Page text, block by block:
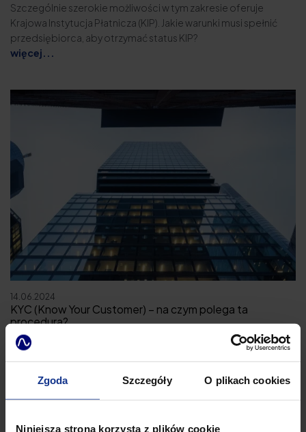
Zgoda Szczegóły O plikach cookies
Niniejsza strona korzysta z plików cookie
Szczególnie szerokie możliwości w tym zakresie oferuje
Krajowa Instytucja Płatnicza (KIP). Jakie warunki musi spełnić
przedsiębiorca, aby otrzymać status KIP?
więcej...
14.06.2024
KYC (Know Your Customer) – na czym polega ta
procedura?
Podmioty zobowiązane do stosowania przepisów ustawy o
przeciwdziałaniu praniu pieniędzy i finansowania terroryzmu
(dalej ustawa AML) muszą zaprojektować i wdrożyć procedurę
określaną jako KYC (ang. Know You Customer), inaczej znaną
jako Poznaj Swojego Klienta, czyli PSK. Jaka jest relacja KYC do